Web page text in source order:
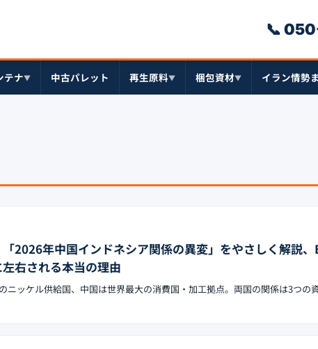
📞
テナ▼ 中古パレット 再生原料▼ 梱包資材▼ イラン情勢
2026年中国インドネシア関係の異変」をやさしく解説、
右される本当の理由
ニッケル供給国、中国は世界最大の消費国・加工拠点。両国の関係は3つの